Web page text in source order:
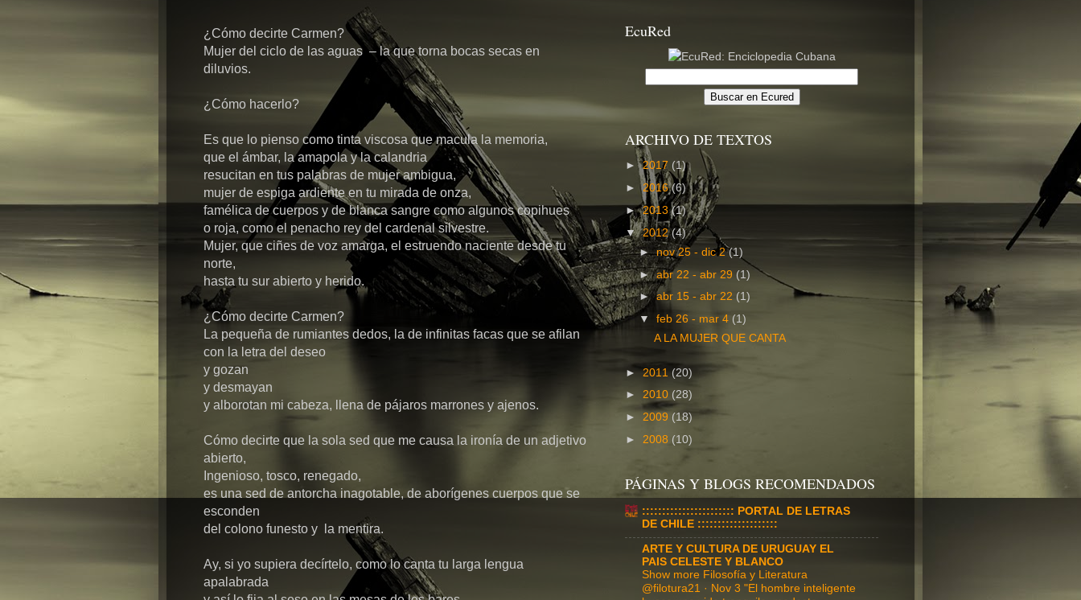
¿Cómo decirte Carmen?
Mujer del ciclo de las aguas – la que torna bocas secas en
diluvios.
¿Cómo hacerlo?
Es que lo pienso como tinta viscosa que macula la memoria,
que el ámbar, la amapola y la calandria
resucitan en tus palabras de mujer ambigua,
mujer de espiga ardiente en tu mirada de onza,
famélica de cuerpos y de blanca sangre como algunos copihues
o roja, como el penacho rey del cardenal silvestre.
Mujer, que ciñes de voz amarga, el estruendo naciente desde tu
norte,
hasta tu sur abierto y herido.
¿Cómo decirte Carmen?
La pequeña de rumiantes dedos, la de infinitas facas que se afilan
con la letra del deseo
y gozan
y desmayan
y alborotan mi cabeza, llena de pájaros marrones y ajenos.
Cómo decirte que la sola sed que me causa la ironía de un adjetivo
abierto,
Ingenioso, tosco, renegado,
es una sed de antorcha inagotable, de aborígenes cuerpos que se
esconden
del colono funesto y la mentira.
Ay, si yo supiera decírtelo, como lo canta tu larga lengua
apalabrada
EcuRed
ARCHIVO DE TEXTOS
►2017 (1)
►2016(6)
►2013(1)
▼2012(4)
►nov 25 - dic 2(1)
►abr 22 - abr 29(1)
►abr 15 - abr 22 (1)
▼feb 26 - mar 4 (1)
A LA MUJER QUE CANTA
►2011 (20)
► 2010 (28)
► 2009 (18)
► 2008 (10)
PÁGINAS Y BLOGS RECOMENDADOS
::::::::::::::::::::::: PORTAL DE LETRAS
DE CHILE ::::::::::::::::::::
ARTE Y CULTURA DE URUGUAY EL
PAIS CELESTE Y BLANCO
Show more Filosofía y Literatura
@filotura21 · Nov 3 "El hombre inteligente